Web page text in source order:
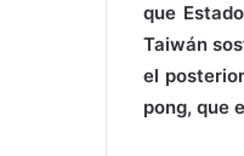
que
Taiwán
el
pong, que